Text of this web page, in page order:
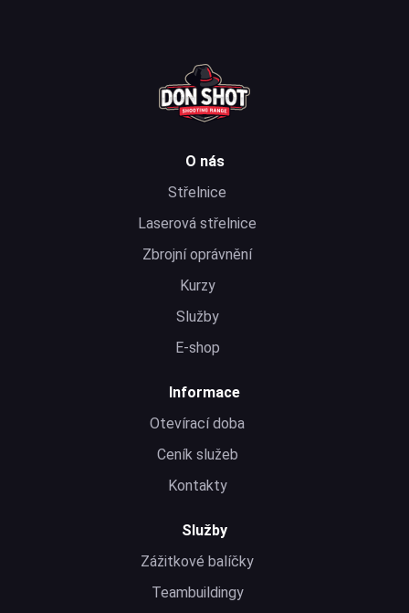
O nás
Střelnice
Laserová střelnice
Zbrojní oprávnění
Kurzy
Služby
E-shop
Informace
Otevírací doba
Ceník služeb
Kontakty
Služby
Zážitkové balíčky
Teambuildingy